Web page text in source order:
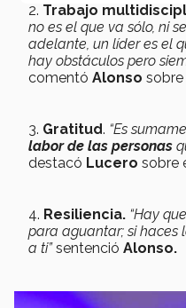
Trabajo
no es el que va sólo, ni
adelante, un líder es el
hay obstáculos pero
comentó Alonso sobre
Gratitud. “Es
labor de las personas
destacó Lucero sobre
Resiliencia. “Hay
para aguantar; si haces
a ti”sentenció Alonso.